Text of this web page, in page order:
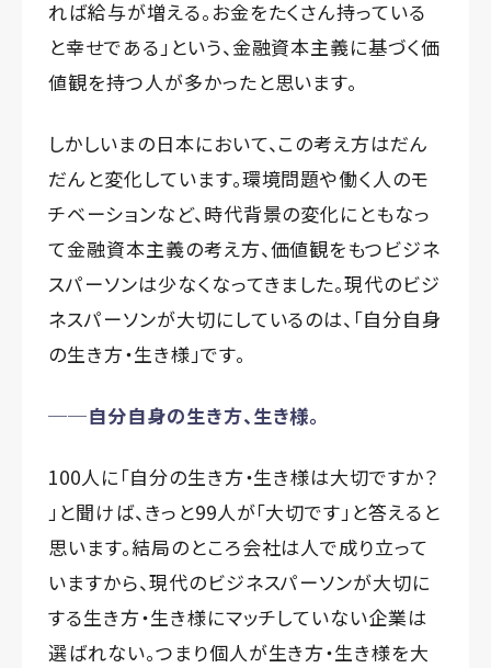
れば給与が増える。お金をたくさん持っている
と幸せである」という、金融資本主義に基づく価
値観を持つ人が多かったと思います。
しかしいまの日本において、この考え方はだん
だんと変化しています。環境問題や働く人のモ
チベーションなど、時代背景の変化にともなっ
て金融資本主義の考え方、価値観をもつビジネ
スパーソンは少なくなってきました。現代のビジ
ネスパーソンが大切にしているのは、「自分自身
の生き方・生き様」です。
──自分自身の生き方、生き様。
100人に「自分の生き方・生き様は大切ですか？
」と聞けば、きっと99人が「大切です」と答えると
思います。結局のところ会社は人で成り立って
いますから、現代のビジネスパーソンが大切に
する生き方・生き様にマッチしていない企業は
選ばれない。つまり個人が生き方・生き様を大